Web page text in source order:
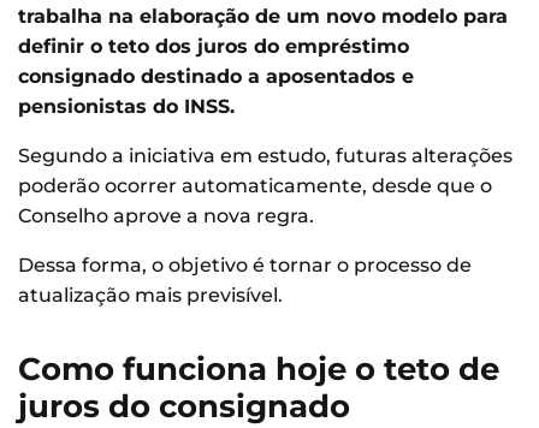
trabalha na elaboração de um novo modelo para
definir o teto dos juros do empréstimo
consignado destinado a aposentados e
pensionistas do INSS.
Segundo a iniciativa em estudo, futuras alterações
poderão ocorrer automaticamente, desde que o
Conselho aprove a nova regra.
Dessa forma, o objetivo é tornar o processo de
atualização mais previsível.
Como funciona hoje o teto de
juros do consignado